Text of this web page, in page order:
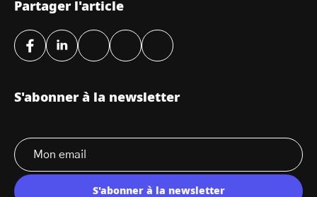
Partager l'article
S'abonner à la newsletter
S'abonner à la newsletter